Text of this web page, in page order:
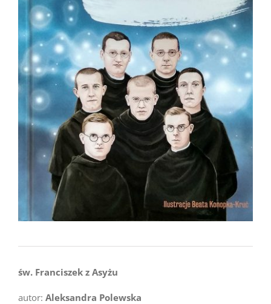
św. Franciszek z Asyżu
autor: Aleksandra Polewska